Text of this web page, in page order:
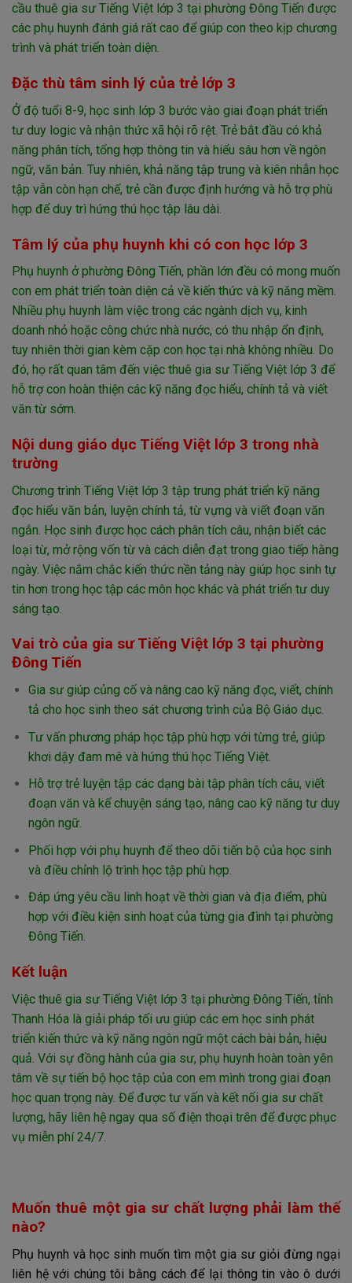
cầu thuê gia sư Tiếng Việt lớp 3 tại phường Đông Tiến được
các phụ huynh đánh giá rất cao để giúp con theo kịp chương
trình và phát triển toàn diện.
Đặc thù tâm sinh lý của trẻ lớp 3
Ở độ tuổi 8-9, học sinh lớp 3 bước vào giai đoạn phát triển
tư duy logic và nhận thức xã hội rõ rệt. Trẻ bắt đầu có khả
năng phân tích, tổng hợp thông tin và hiểu sâu hơn về ngôn
ngữ, văn bản. Tuy nhiên, khả năng tập trung và kiên nhẫn học
tập vẫn còn hạn chế, trẻ cần được định hướng và hỗ trợ phù
hợp để duy trì hứng thú học tập lâu dài.
Tâm lý của phụ huynh khi có con học lớp 3
Phụ huynh ở phường Đông Tiến, phần lớn đều có mong muốn
con em phát triển toàn diện cả về kiến thức và kỹ năng mềm.
Nhiều phụ huynh làm việc trong các ngành dịch vụ, kinh
doanh nhỏ hoặc công chức nhà nước, có thu nhập ổn định,
tuy nhiên thời gian kèm cặp con học tại nhà không nhiều. Do
đó, họ rất quan tâm đến việc thuê gia sư Tiếng Việt lớp 3 để
hỗ trợ con hoàn thiện các kỹ năng đọc hiểu, chính tả và viết
văn từ sớm.
Nội dung giáo dục Tiếng Việt lớp 3 trong nhà
trường
Chương trình Tiếng Việt lớp 3 tập trung phát triển kỹ năng
đọc hiểu văn bản, luyện chính tả, từ vựng và viết đoạn văn
ngắn. Học sinh được học cách phân tích câu, nhận biết các
loại từ, mở rộng vốn từ và cách diễn đạt trong giao tiếp hằng
ngày. Việc nắm chắc kiến thức nền tảng này giúp học sinh tự
tin hơn trong học tập các môn học khác và phát triển tư duy
sáng tạo.
Vai trò của gia sư Tiếng Việt lớp 3 tại phường
Đông Tiến
Gia sư giúp củng cố và nâng cao kỹ năng đọc, viết, chính
tả cho học sinh theo sát chương trình của Bộ Giáo dục.
Tư vấn phương pháp học tập phù hợp với từng trẻ, giúp
khơi dậy đam mê và hứng thú học Tiếng Việt.
Hỗ trợ trẻ luyện tập các dạng bài tập phân tích câu, viết
đoạn văn và kể chuyện sáng tạo, nâng cao kỹ năng tư duy
ngôn ngữ.
Phối hợp với phụ huynh để theo dõi tiến bộ của học sinh
và điều chỉnh lộ trình học tập phù hợp.
Đáp ứng yêu cầu linh hoạt về thời gian và địa điểm, phù
hợp với điều kiện sinh hoạt của từng gia đình tại phường
Đông Tiến.
Kết luận
Việc thuê gia sư Tiếng Việt lớp 3 tại phường Đông Tiến, tỉnh
Thanh Hóa là giải pháp tối ưu giúp các em học sinh phát
triển kiến thức và kỹ năng ngôn ngữ một cách bài bản, hiệu
quả. Với sự đồng hành của gia sư, phụ huynh hoàn toàn yên
tâm về sự tiến bộ học tập của con em mình trong giai đoạn
học quan trọng này. Để được tư vấn và kết nối gia sư chất
lượng, hãy liên hệ ngay qua số điện thoại trên để được phục
vụ miễn phí 24/7.
Muốn thuê một gia sư chất lượng phải làm thế
nào?
Phụ huynh và học sinh muốn tìm một gia sư giỏi đừng ngại
liên hệ với chúng tôi bằng cách để lại thông tin vào ô dưới